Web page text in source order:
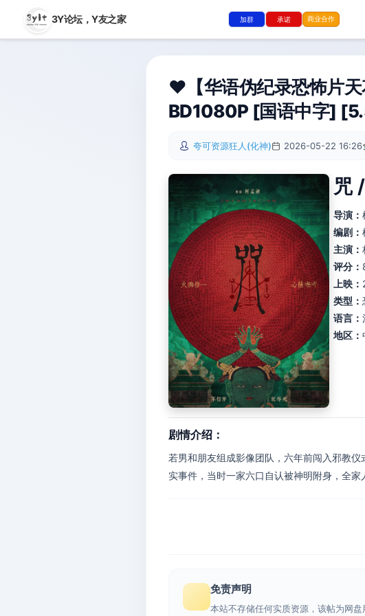
3Y论坛，Y友之家 加群 承诺 商业合作
❤️【华语伪纪录恐怖片
BD1080P [国语中字]
夸可资源狂人(化神) 2026-05-22 16:26
咒
导演：
编剧：
主演：
评分：
上映：
类型：
语言：
地区：
剧情介绍：
若男和朋友组成影像团队，六年前闯入邪教
实事件，当时一家六口自认被神明附身，全
免责声明
本站不存储任何实质资源，该帖为网